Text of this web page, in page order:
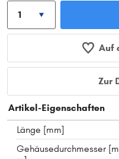
Auf
Zur
Artikel-Eigenschaften
Länge [mm]
Gehäusedurchmesser [m